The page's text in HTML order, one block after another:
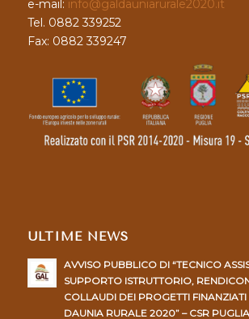
e-mail: info@galdauniarurale2020.it
Tel. 0882 339252
Fax: 0882 339247
ULTIME NEWS
AVVISO PUBBLICO DI “TECNICO
SUPPORTO ISTRUTTORIO,
COLLAUDI DEI PROGETTI
DAUNIA RURALE 2020” – CSR